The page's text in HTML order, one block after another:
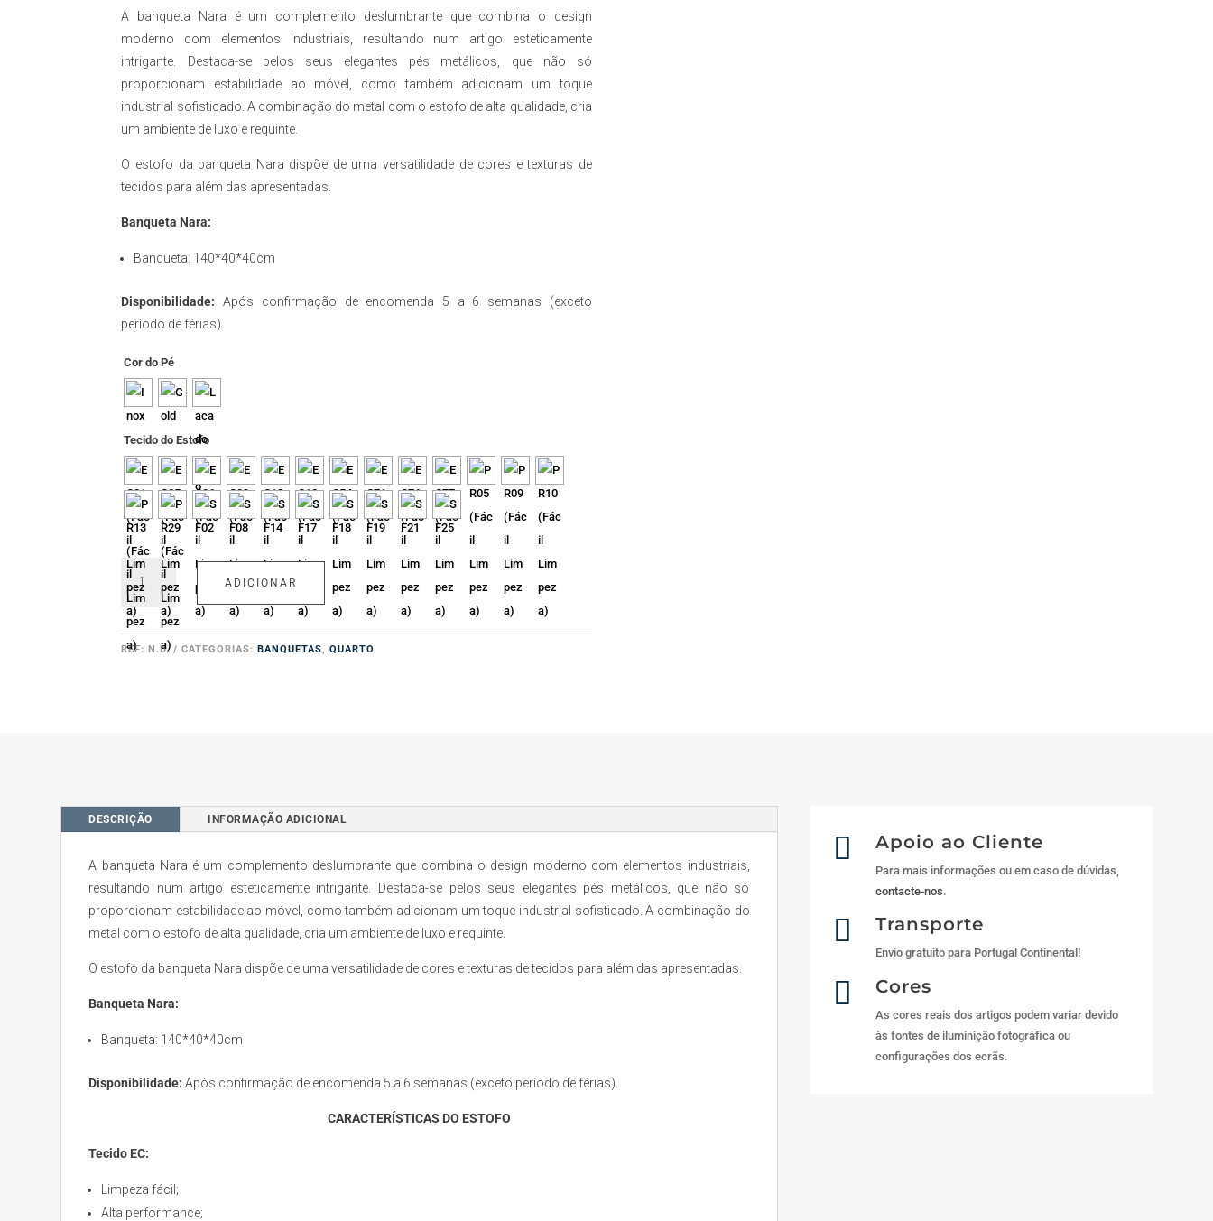
through
494,44 €
A banqueta Nara é um complemento deslumbrante que combina o design
moderno com elementos industriais, resultando num artigo esteticamente
intrigante. Destaca-se pelos seus elegantes pés metálicos, que não só
proporcionam estabilidade ao móvel, como também adicionam um toque
industrial sofisticado. A combinação do metal com o estofo de alta qualidade, cria
um ambiente de luxo e requinte.
O estofo da banqueta Nara dispõe de uma versatilidade de cores e texturas de
tecidos para além das apresentadas.
Banqueta Nara:
Banqueta: 140*40*40cm
Disponibilidade: Após confirmação de encomenda 5 a 6 semanas (exceto
período de férias).
Cor do Pé
Tecido do Estofo
Quantidade
de
Banqueta
Nara
ADICIONAR
REF: N.D. CATEGORIAS: BANQUETAS,QUARTO
DESCRIÇÃO INFORMAÇÃO ADICIONAL
A banqueta Nara é um complemento deslumbrante que combina o design moderno com elementos industriais,
resultando num artigo esteticamente intrigante. Destaca-se pelos seus elegantes pés metálicos, que não só
proporcionam estabilidade ao móvel, como também adicionam um toque industrial sofisticado. A combinação do
metal com o estofo de alta qualidade, cria um ambiente de luxo e requinte.
O estofo da banqueta Nara dispõe de uma versatilidade de cores e texturas de tecidos para além das apresentadas.
Banqueta Nara:
Banqueta: 140*40*40cm
Disponibilidade: Após confirmação de encomenda 5 a 6 semanas (exceto período de férias).
CARACTERÍSTICAS DO ESTOFO
Tecido EC:
Limpeza fácil;
Alta performance;
 Apoio ao Cliente
Para mais informações ou em caso de dúvidas,
contacte-nos.
 Transporte
Envio gratuito para Portugal Continental!
 Cores
As cores reais dos artigos podem variar devido
às fontes de iluminição fotográfica ou
configurações dos ecrãs.